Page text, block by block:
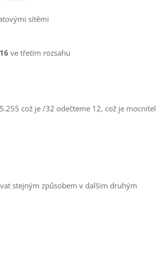
sítěmi
ve třetím rozsahu
což je /32 odečteme 12, což je mocnitel
stejným způsobem v dalším druhým